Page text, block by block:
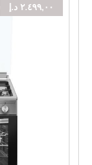
٢.٤٩٩,٠٠ د.إ